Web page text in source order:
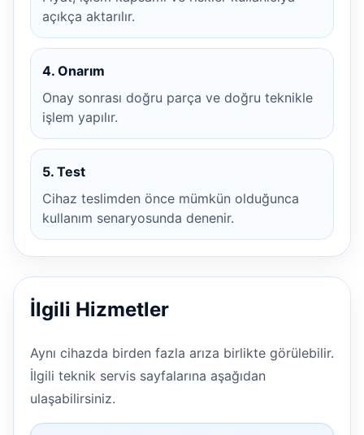
açıkça aktarılır.
4. Onarım
Onay sonrası doğru parça ve doğru teknikle
işlem yapılır.
5. Test
Cihaz teslimden önce mümkün olduğunca
kullanım senaryosunda denenir.
İlgili Hizmetler
Aynı cihazda birden fazla arıza birlikte görülebilir.
İlgili teknik servis sayfalarına aşağıdan
ulaşabilirsiniz.